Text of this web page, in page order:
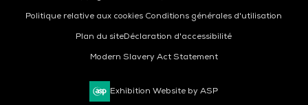
Politique relative aux cookies Conditions générales d'utilisation
Plan du siteDéclaration d'accessibilité
Modern Slavery Act Statement
Exhibition Website by ASP